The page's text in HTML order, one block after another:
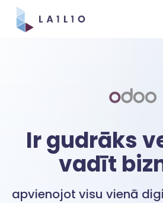
Ir gudrāks
vadīt
apvienojot visu vienā